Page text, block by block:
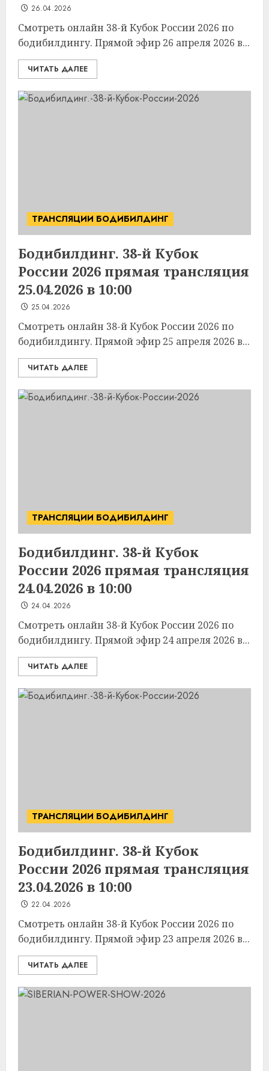
26.04.2026
Смотреть онлайн 38-й Кубок России 2026 по
бодибилдингу. Прямой эфир 26 апреля 2026 в...
ЧИТАТЬ ДАЛЕЕ
ТРАНСЛЯЦИИ БОДИБИЛДИНГ
Бодибилдинг. 38-й Кубок
России 2026 прямая трансляция
25.04.2026 в 10:00
25.04.2026
Смотреть онлайн 38-й Кубок России 2026 по
бодибилдингу. Прямой эфир 25 апреля 2026 в...
ЧИТАТЬ ДАЛЕЕ
ТРАНСЛЯЦИИ БОДИБИЛДИНГ
Бодибилдинг. 38-й Кубок
России 2026 прямая трансляция
24.04.2026 в 10:00
24.04.2026
Смотреть онлайн 38-й Кубок России 2026 по
бодибилдингу. Прямой эфир 24 апреля 2026 в...
ЧИТАТЬ ДАЛЕЕ
ТРАНСЛЯЦИИ БОДИБИЛДИНГ
Бодибилдинг. 38-й Кубок
России 2026 прямая трансляция
23.04.2026 в 10:00
22.04.2026
Смотреть онлайн 38-й Кубок России 2026 по
бодибилдингу. Прямой эфир 23 апреля 2026 в...
ЧИТАТЬ ДАЛЕЕ